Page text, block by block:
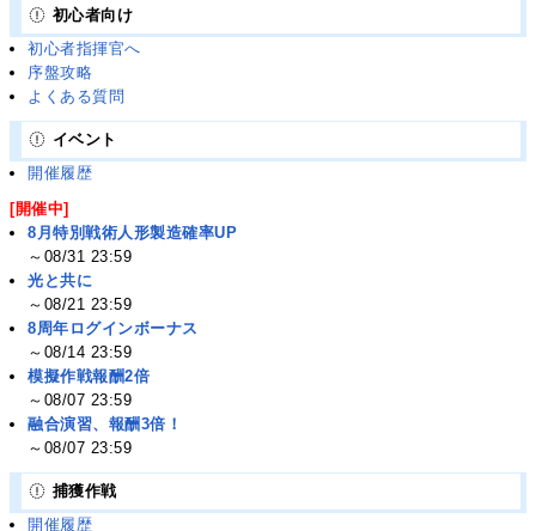
初心者向け
初心者指揮官へ
序盤攻略
よくある質問
イベント
開催履歴
[開催中]
8月特別戦術人形製造確率UP
～08/31 23:59
光と共に
～08/21 23:59
8周年ログインボーナス
～08/14 23:59
模擬作戦報酬2倍
～08/07 23:59
融合演習、報酬3倍！
～08/07 23:59
捕獲作戦
開催履歴